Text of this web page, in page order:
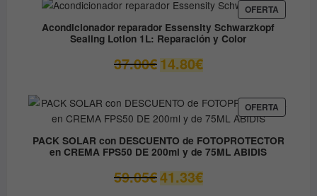
desde
9.60€
hasta
14.50€
OFERTA
EN
Acondicionador reparador Essensity Schwarzkopf
Sealing Lotion 1L: Reparación y Color
37.00€ El
precio
era:
37.00€.
14.80€El
precio
es:
14.80€.
OFERTA
EN
PACK SOLAR con DESCUENTO de FOTOPROTECTOR
en CREMA FPS50 DE 200ml y de 75ML ABIDIS
59.05€ El
precio
41.33€El
precio